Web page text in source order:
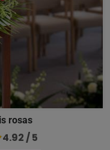
rosas
4.92 / 5